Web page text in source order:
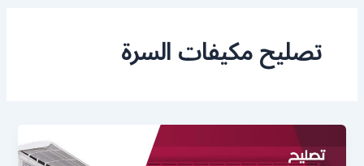
تصليح مكيفات السرة